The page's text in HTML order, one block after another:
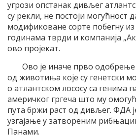
угрози опстанак дивљег
су рекли, не постоји могућност
модификоване сорте побегну
годинама тврди и компанија
ово пројекат.
Ово је иначе прво одобрење
од животиња које су генетски
о атлантском лососу са генима
америчког гргеча што му
пута бржи раст од дивљег. ФДА
узгајање у затвореним
Панами.